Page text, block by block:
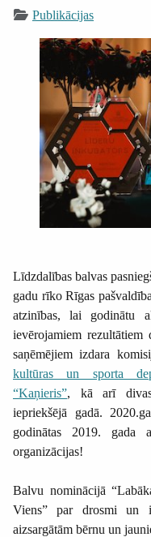
Publikācijas
Līdzdalības balvas
gadu rīko Rīgas
atzinības, lai godinātu
ievērojamiem
saņēmējiem izdara
kultūras un sporta
“Kaņieris”, kā arī divas
iepriekšējā gadā.
godinātas 2019. gada
organizācijas!
Balvu nominācijā
Viens” par drosmi un
aizsargātām bērnu un